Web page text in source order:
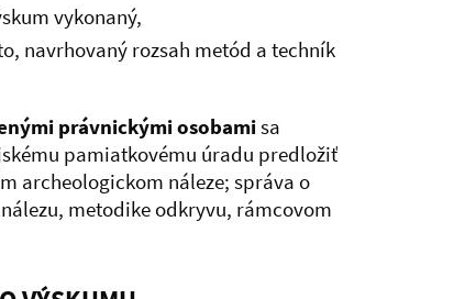
vykonaný,
navrhovaný rozsah metód a techník
právnickými osobamisa
pamiatkovému úradu predložiť
archeologickom náleze; správa o
metodike odkryvu, rámcovom